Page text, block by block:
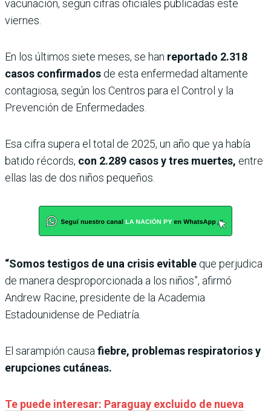
vacunación, según cifras oficiales publicadas este
viernes.
En los últimos siete meses, se han reportado 2.318
casos confirmados de esta enfermedad altamente
contagiosa, según los Centros para el Control y la
Prevención de Enfermedades.
Esa cifra supera el total de 2025, un año que ya había
batido récords, con 2.289 casos y tres muertes, entre
ellas las de dos niños pequeños.
“Somos testigos de una crisis evitable que perjudica
de manera desproporcionada a los niños”, afirmó
Andrew Racine, presidente de la Academia
Estadounidense de Pediatría.
El sarampión causa fiebre, problemas respiratorios y
erupciones cutáneas.
Te puede interesar: Paraguay excluido de nueva